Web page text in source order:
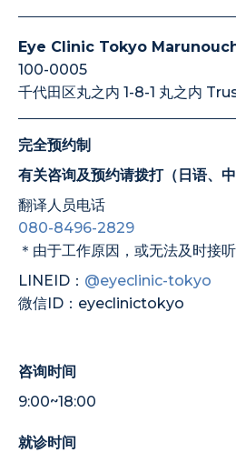
Eye Clinic Tokyo
100-0005
千代田区丸之内 1-8-1 丸之内
完全预约制
有关咨询及预约请拨打（日语、中
翻译人员电话
080-8496-2829
＊由于工作原因，或无法及时接听
LINEID： @eyeclinic-tokyo
微信ID：eyeclinictokyo
咨询时间
9:00~18:00
就诊时间